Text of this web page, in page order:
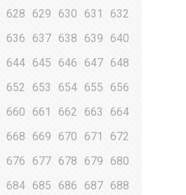
628 629 630 631
632
636 637 638 639 640
644 645 646 647 648
652 653 654 655 656
660 661 662 663
664
668 669 670 671
672
676 677 678 679
680
684 685 686 687 688